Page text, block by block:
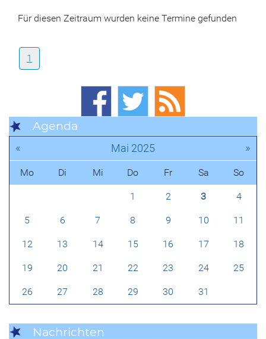
Für diesen Zeitraum wurden keine Termine gefunden
1
Agenda
« Mai 2025 »
Mo Di Mi Do Fr Sa So
1 2 3 4
5 6 7 8 9 10 11
12 13 14 15 16 17 18
19 20 21 22 23 24 25
26 27 28 29 30 31
Nachrichten